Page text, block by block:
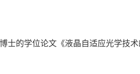
的学位论文《液晶自适应光学技术